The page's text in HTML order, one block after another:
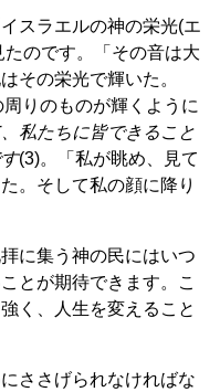
スラエルの神の栄光(エ
のです。「その音は大
その栄光で輝いた。
りのものが輝くように
私たちに皆できること
(3)。「私が眺め、見て
。そして私の顔に降り
に集う神の民にはいつ
ことが期待できます。こ
く、人生を変えること
ささげられなければな